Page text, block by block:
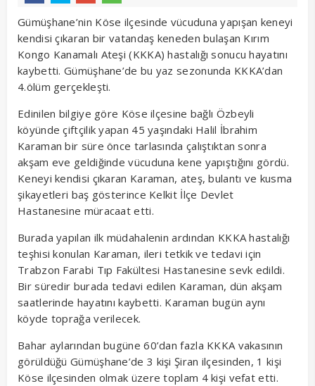
Gümüşhane’nin Köse ilçesinde vücuduna yapışan keneyi
kendisi çıkaran bir vatandaş keneden bulaşan Kırım
Kongo Kanamalı Ateşi (KKKA) hastalığı sonucu hayatını
kaybetti. Gümüşhane’de bu yaz sezonunda KKKA’dan
4.ölüm gerçekleşti.
Edinilen bilgiye göre Köse ilçesine bağlı Özbeyli
köyünde çiftçilik yapan 45 yaşındaki Halil İbrahim
Karaman bir süre önce tarlasında çalıştıktan sonra
akşam eve geldiğinde vücuduna kene yapıştığını gördü.
Keneyi kendisi çıkaran Karaman, ateş, bulantı ve kusma
şikayetleri baş gösterince Kelkit İlçe Devlet
Hastanesine müracaat etti.
Burada yapılan ilk müdahalenin ardından KKKA hastalığı
teşhisi konulan Karaman, ileri tetkik ve tedavi için
Trabzon Farabi Tıp Fakültesi Hastanesine sevk edildi.
Bir süredir burada tedavi edilen Karaman, dün akşam
saatlerinde hayatını kaybetti. Karaman bugün aynı
köyde toprağa verilecek.
Bahar aylarından bugüne 60’dan fazla KKKA vakasının
görüldüğü Gümüşhane’de 3 kişi Şiran ilçesinden, 1 kişi
Köse ilçesinden olmak üzere toplam 4 kişi vefat etti.